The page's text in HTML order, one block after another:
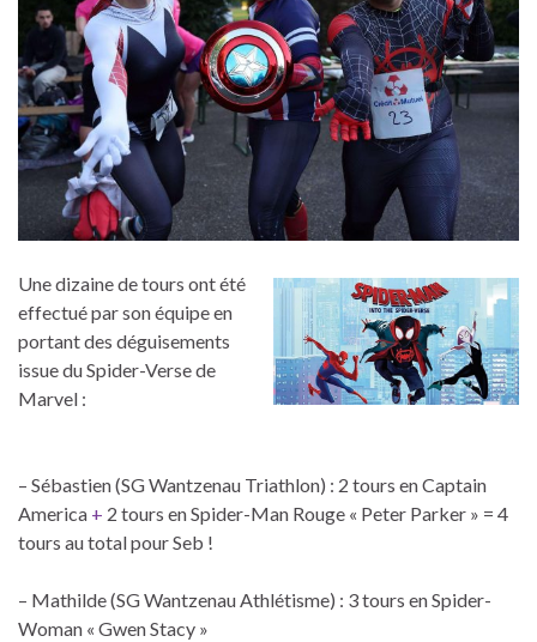
Une dizaine de tours ont été
effectué par son équipe en
portant des déguisements
issue du Spider-Verse de
Marvel :
– Sébastien (SG Wantzenau Triathlon) : 2 tours en Captain
America + 2 tours en Spider-Man Rouge « Peter Parker » = 4
tours au total pour Seb !
– Mathilde (SG Wantzenau Athlétisme) : 3 tours en Spider-
Woman « Gwen Stacy »